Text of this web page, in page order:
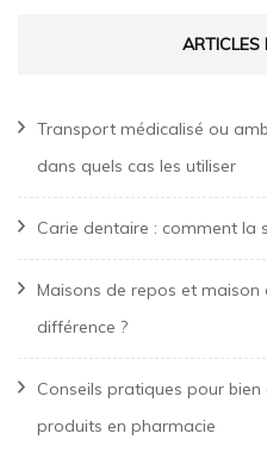
ARTICLES
Transport médicalisé ou
dans quels cas les utiliser
Carie dentaire : comment la
Maisons de repos et maison
différence ?
Conseils pratiques pour
produits en pharmacie